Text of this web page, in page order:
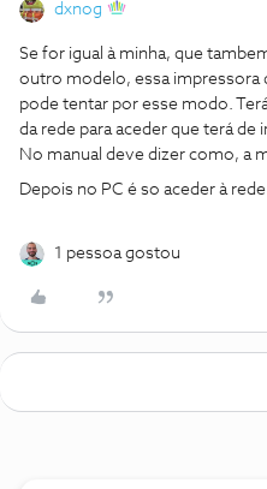
dxnog
Se for igual à minha, que
outro modelo, essa impressora
pode tentar por esse modo.
da rede para aceder que terá
No manual deve dizer como, a
Depois no PC é so aceder à
1 pessoa gostou